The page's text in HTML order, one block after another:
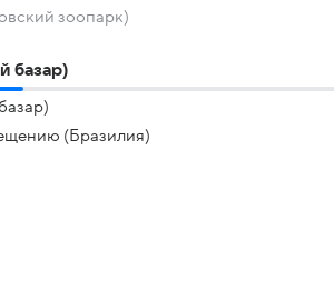
зоопарк)
базар)
(Бразилия)